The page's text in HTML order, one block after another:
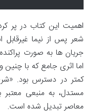
اهمیت این کتاب در پر
شعر پس از نیما غیرقابل
جریان ها به صورت
اما اثری جامع که با
کمتر در دسترس بود.
مستدل، به منبعی
معاصر تبدیل شده است.